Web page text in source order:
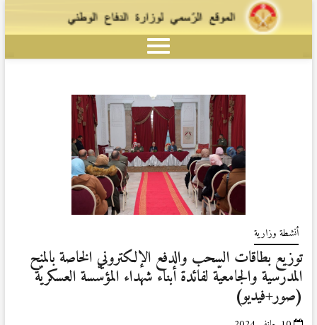
أنشطة وزارية
توزيع بطاقات السحب والدفع الإلكتروني الخاصة بالمنح
المدرسية والجامعيّة لفائدة أبناء شهداء المؤسّسة العسكريّة
(صور+فيديو)